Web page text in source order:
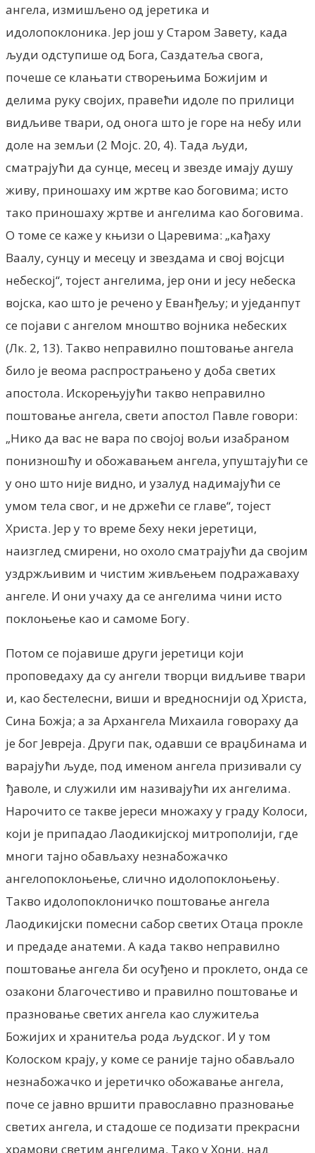
ангела, измишљено од јеретика и
идолопоклоника. Јер још у Старом Завету, када
људи одступише од Бога, Саздатеља свога,
почеше се клањати створењима Божијим и
делима руку својих, правећи идоле по прилици
видљиве твари, од онога што је горе на небу или
доле на земљи (2 Мојс. 20, 4). Тада људи,
сматрајући да сунце, месец и звезде имају душу
живу, приношаху им жртве као боговима; исто
тако приношаху жртве и ангелима као боговима.
О томе се каже у књизи о Царевима: „кађаху
Ваалу, сунцу и месецу и звездама и свој војсци
небеској“, тојест ангелима, јер они и јесу небеска
војска, као што је речено у Еванђељу; и уједанпут
се појави с ангелом мноштво војника небеских
(Лк. 2, 13). Такво неправилно поштовање ангела
било је веома распрострањено у доба светих
апостола. Искорењујући такво неправилно
поштовање ангела, свети апостол Павле говори:
„Нико да вас не вара по својој вољи изабраном
понизношћу и обожавањем ангела, упуштајући се
у оно што није видно, и узалуд надимајући се
умом тела свог, и не држећи се главе“, тојест
Христа. Јер у то време беху неки јеретици,
наизглед смирени, но охоло сматрајући да својим
уздржљивим и чистим живљењем подражаваху
ангеле. И они учаху да се ангелима чини исто
поклоњење као и самоме Богу.
Потом се појавише други јеретици који
проповедаху да су ангели творци видљиве твари
и, као бестелесни, виши и вредноснији од Христа,
Сина Божја; а за Архангела Михаила говораху да
је бог Јевреја. Други пак, одавши се враџбинама и
варајући људе, под именом ангела призивали су
ђаволе, и служили им називајући их ангелима.
Нарочито се такве јереси множаху у граду Колоси,
који је припадао Лаодикијској митрополији, где
многи тајно обављаху незнабожачко
ангелопоклоњење, слично идолопоклоњењу.
Такво идолопоклоничко поштовање ангела
Лаодикијски помесни сабор светих Отаца прокле
и предаде анатеми. А када такво неправилно
поштовање ангела би осуђено и проклето, онда се
озакони благочестиво и правилно поштовање и
празновање светих ангела као служитеља
Божијих и хранитеља рода људског. И у том
Колоском крају, у коме се раније тајно обављало
незнабожачко и јеретичко обожавање ангела,
поче се јавно вршити православно празновање
светих ангела, и стадоше се подизати прекрасни
храмови светим ангелима. Тако у Хони, над